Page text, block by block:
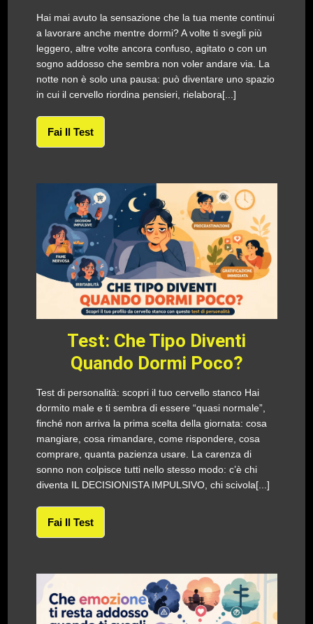
Hai mai avuto la sensazione che la tua mente continui
a lavorare anche mentre dormi? A volte ti svegli più
leggero, altre volte ancora confuso, agitato o con un
sogno addosso che sembra non voler andare via. La
notte non è solo una pausa: può diventare uno spazio
in cui il cervello riordina pensieri, rielabora[...]
Fai Il Test
Test: Che Tipo Diventi
Quando Dormi Poco?
Test di personalità: scopri il tuo cervello stanco Hai
dormito male e ti sembra di essere “quasi normale”,
finché non arriva la prima scelta della giornata: cosa
mangiare, cosa rimandare, come rispondere, cosa
comprare, quanta pazienza usare. La carenza di
sonno non colpisce tutti nello stesso modo: c’è chi
diventa IL DECISIONISTA IMPULSIVO, chi scivola[...]
Fai Il Test